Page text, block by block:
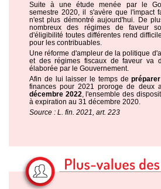
Suite à une étude menée par le
semestre 2020, il s'avère que l'impact
n'est plus démontré aujourd'hui. De
nombreux des régimes de faveur
d'éligibilité toutes différentes rend
pour les contribuables.
Une réforme d'ampleur de la politique
et des régimes fiscaux de faveur va
élaborée par le Gouvernement.
Afin de lui laisser le temps de
finances pour 2021 proroge de deux
décembre 2022, l'ensemble des
à expiration au 31 décembre 2020.
Source : L. fin. 2021, art. 223